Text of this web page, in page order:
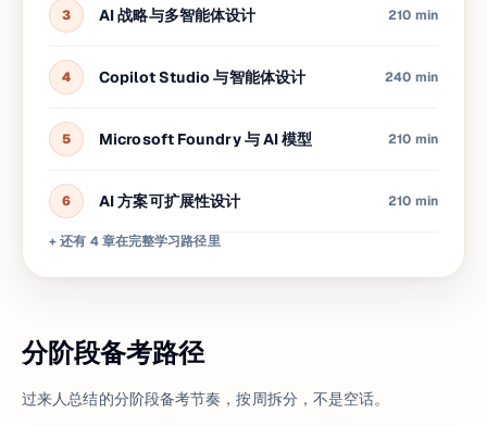
3 AI 战略与多智能体设计 210 min
4 Copilot Studio 与智能体设计 240 min
5 Microsoft Foundry 与 AI 模型 210 min
6 AI 方案可扩展性设计 210 min
+ 还有 4 章在完整学习路径里
分阶段备考路径
过来人总结的分阶段备考节奏，按周拆分，不是空话。